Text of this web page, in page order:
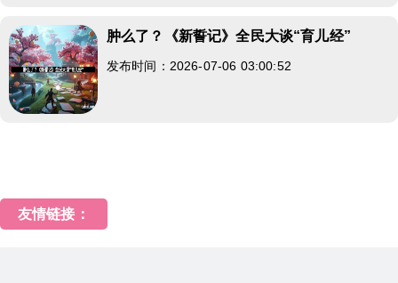
肿么了？《新誓记》全民大谈“育儿经”
发布时间：2026-07-06 03:00:52
友情链接：